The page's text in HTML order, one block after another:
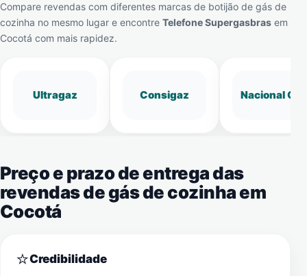
Compare revendas com diferentes marcas de botijão de gás de
cozinha no mesmo lugar e encontre Telefone Supergasbras em
Cocotá com mais rapidez.
Ultragaz Consigaz Nacional Gás
Preço e prazo de entrega das
revendas de gás de cozinha em
Cocotá
⭐Credibilidade